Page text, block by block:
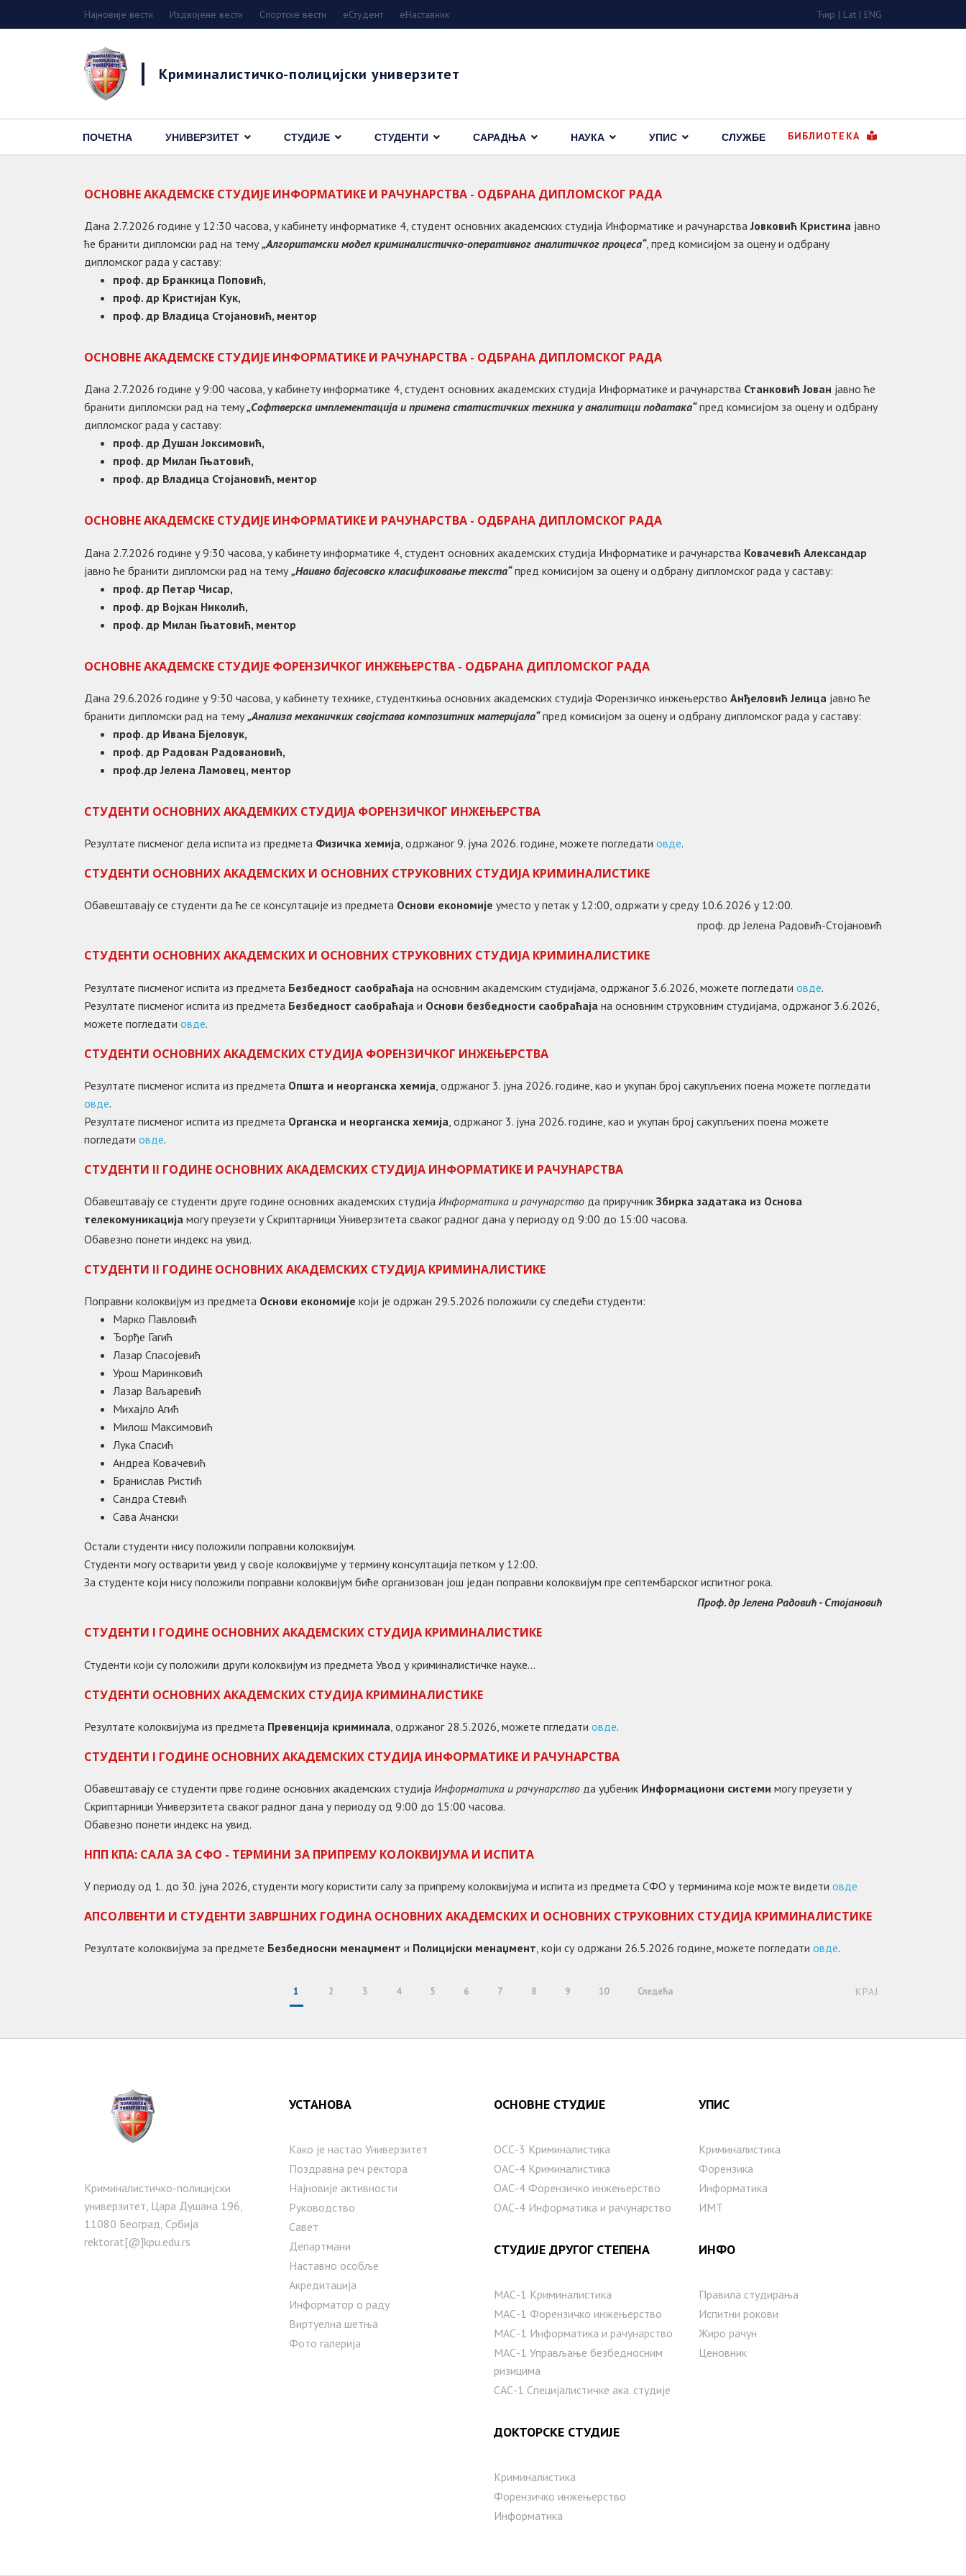
Најновије вести Издвојене вести Спортске вести eСтудент еНаставник Ћир | Lat | ENG
Криминалистичко-полицијски универзитет
БИБЛИОТЕКА
ПОЧЕТНА УНИВЕРЗИТЕТ СТУДИЈЕ СТУДЕНТИ САРАДЊА НАУКА УПИС СЛУЖБЕ
ОСНОВНЕ АКАДЕМСКЕ СТУДИЈЕ ИНФОРМАТИКЕ И РАЧУНАРСТВА - ОДБРАНА ДИПЛОМСКОГ РАДА
Дана 2.7.2026 године у 12:30 часова, у кабинету информатике 4, студент основних академских студија Информатике и рачунарстваЈовковић Кристина јавно
ће бранити дипломски рад на тему„Алгоритамски модел криминалистичко-оперативног аналитичког процеса“, пред комисијом за оцену и одбрану
дипломског рада у саставу:
проф. др Бранкица Поповић,
проф. др Кристијан Кук,
проф. др Владица Стојановић, ментор
ОСНОВНЕ АКАДЕМСКЕ СТУДИЈЕ ИНФОРМАТИКЕ И РАЧУНАРСТВА - ОДБРАНА ДИПЛОМСКОГ РАДА
Дана 2.7.2026 године у 9:00 часова, у кабинету информатике 4, студент основних академских студија Информатике и рачунарства Станковић Јован јавно ће
бранити дипломски рад на тему„Софтверска имплементација и примена статистичких техника у аналитици података“пред комисијом за оцену и одбрану
дипломског рада у саставу:
проф. др Душан Јоксимовић,
проф. др Милан Гњатовић,
проф. др Владица Стојановић, ментор
ОСНОВНЕ АКАДЕМСКЕ СТУДИЈЕ ИНФОРМАТИКЕ И РАЧУНАРСТВА - ОДБРАНА ДИПЛОМСКОГ РАДА
Дана 2.7.2026 године у 9:30 часова, у кабинету информатике 4, студент основних академских студија Информатике и рачунарства Ковачевић Александар
јавно ће бранити дипломски рад на тему„Наивно бајесовско класификовање текста“пред комисијом за оцену и одбрану дипломског рада у саставу:
проф. др Петар Чисар,
проф. др Војкан Николић,
проф. др Милан Гњатовић, ментор
ОСНОВНЕ АКАДЕМСКЕ СТУДИЈЕ ФОРЕНЗИЧКОГ ИНЖЕЊЕРСТВА - ОДБРАНА ДИПЛОМСКОГ РАДА
Дана 29.6.2026 године у 9:30 часова, у кабинету технике, студенткиња основних академских студија Форензичко инжењерство Анђеловић Јелица јавно ће
бранити дипломски рад на тему„Анализа механичких својстава композитних материјала“пред комисијом за оцену и одбрану дипломског рада у саставу:
проф. др Ивана Бјеловук,
проф. др Радован Радовановић,
проф.др Јелена Ламовец, ментор
СТУДЕНТИ ОСНОВНИХ АКАДЕМКИХ СТУДИЈА ФОРЕНЗИЧКОГ ИНЖЕЊЕРСТВА
Резултате писменог дела испита из предмета Физичка хемија , одржаног 9. јуна 2026. године, можете погледати овде.
СТУДЕНТИ ОСНОВНИХ АКАДЕМСКИХ И ОСНОВНИХ СТРУКОВНИХ СТУДИЈА КРИМИНАЛИСТИКЕ
Обавештавају се студенти да ће се консултације из предмета Основи економије уместо у петак у 12:00, одржати у среду 10.6.2026 у 12:00.
проф. др Јелена Радовић-Стојановић
СТУДЕНТИ ОСНОВНИХ АКАДЕМСКИХ И ОСНОВНИХ СТРУКОВНИХ СТУДИЈА КРИМИНАЛИСТИКЕ
Резултате писменог испита из предмета Безбедност саобраћаја на основним академским студијама, одржаног 3.6.2026, можете погледати овде.
Резултате писменог испита из предмета Безбедност саобраћаја и Основи безбедности саобраћаја на основним струковним студијама, одржаног 3.6.2026,
можете погледати овде.
СТУДЕНТИ ОСНОВНИХ АКАДЕМСКИХ СТУДИЈА ФОРЕНЗИЧКОГ ИНЖЕЊЕРСТВА
Резултате писменог испита из предмета Општа и неорганска хемија , одржаног 3. јуна 2026. године, као и укупан број сакупљених поена можете погледати
овде.
Резултате писменог испита из предмета Органска и неорганска хемија , одржаног 3. јуна 2026. године, као и укупан број сакупљених поена можете
погледати овде.
СТУДЕНТИ II ГОДИНЕ ОСНОВНИХ АКАДЕМСКИХ СТУДИЈА ИНФОРМАТИКЕ И РАЧУНАРСТВА
Обавештавају се студенти друге године основних академских студија Информатика и рачунарство да приручник Збирка задатака из Основа
телекомуникација могу преузети у Скриптарници Универзитета сваког радног дана у периоду од 9:00 до 15:00 часова.
Обавезно понети индекс на увид.
СТУДЕНТИ II ГОДИНЕ ОСНОВНИХ АКАДЕМСКИХ СТУДИЈА КРИМИНАЛИСТИКЕ
Поправни колоквијум из предмета Основи економије који је одржан 29.5.2026 положили су следећи студенти:
Марко Павловић
Ђорђе Гагић
Лазар Спасојевић
Урош Маринковић
Лазар Ваљаревић
Михајло Агић
Милош Максимовић
Лука Спасић
Андреа Ковачевић
Бранислав Ристић
Сандра Стевић
Сава Ачански
Остали студенти нису положили поправни колоквијум.
Студенти могу остварити увид у своје колоквијуме у термину консултација петком у 12:00.
За студенте који нису положили поправни колоквијум биће организован још један поправни колоквијум пре септембарског испитног рока.
Проф. др Јелена Радовић - Стојановић
СТУДЕНТИ I ГОДИНЕ ОСНОВНИХ АКАДЕМСКИХ СТУДИЈА КРИМИНАЛИСТИКЕ
Студенти који су положили други колоквијум из предмета Увод у криминалистичке науке...
СТУДЕНТИ ОСНОВНИХ АКАДЕМСКИХ СТУДИЈА КРИМИНАЛИСТИКЕ
Резултате колоквијума из предмета Превенција криминала , одржаног 28.5.2026, можете пгледати овде.
СТУДЕНТИ I ГОДИНЕ ОСНОВНИХ АКАДЕМСКИХ СТУДИЈА ИНФОРМАТИКЕ И РАЧУНАРСТВА
Обавештавају се студенти прве године основних академских студија Информатика и рачунарство да уџбеник Информациони системи могу преузети у
Скриптарници Универзитета сваког радног дана у периоду од 9:00 до 15:00 часова.
Обавезно понети индекс на увид.
НПП КПА: САЛА ЗА СФО - ТЕРМИНИ ЗА ПРИПРЕМУ КОЛОКВИЈУМА И ИСПИТА
У периоду од 1. до 30. јуна 2026, студенти могу користити салу за припрему колоквијума и испита из предмета СФО у терминима које можте видети овде
АПСОЛВЕНТИ И СТУДЕНТИ ЗАВРШНИХ ГОДИНА ОСНОВНИХ АКАДЕМСКИХ И ОСНОВНИХ СТРУКОВНИХ СТУДИЈА КРИМИНАЛИСТИКЕ
Резултатe колоквијума за предмете Безбедносни менаџмент и Полицијски менаџмент, који су одржани 26.5.2026 године, можете погледати овде.
1 2 3 4 5 6 7 8 9 10 Следећа КРАЈ
Криминалистичко-полицијски
универзитет, Цара Душана 196,
11080 Београд, Србија
rektorat[@]kpu.edu.rs
УСТАНОВА
Како је настаo Универзитет
Поздравна реч ректора
Најновије активности
Руководство
Савет
Департмани
Наставно особље
Акредитација
Информатор о раду
Виртуелна шетња
Фото галерија
ОСНОВНЕ СТУДИЈЕ
ОСС-3 Криминалистика
ОАС-4 Криминалистика
ОАС-4 Форензичко инжењерство
ОАС-4 Информатика и рачунарство
СТУДИЈЕ ДРУГОГ СТЕПЕНА
МАС-1 Криминалистика
МАС-1 Форензичко инжењерство
МАС-1 Информатика и рачунарство
MAС-1 Управљање безбедносним
ризицима
САС-1 Специјалистичке ака. студије
ДОКТОРСКЕ СТУДИЈЕ
Криминалистика
Форензичко инжењерство
Информатика
УПИС
Криминалистика
Форензика
Информатика
ИМТ
ИНФО
Правила студирања
Испитни рокови
Жиро рачун
Ценовник